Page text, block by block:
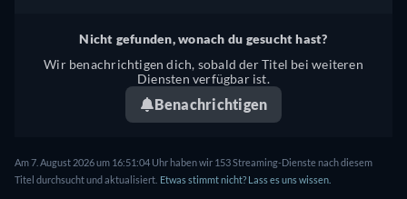
Nicht gefunden, wonach du gesucht hast?
Wir benachrichtigen dich, sobald der Titel bei weiteren
Diensten verfügbar ist.
Benachrichtigen
Am 7. August 2026 um 16:51:04 Uhr haben wir 153 Streaming-Dienste nach diesem
Titel durchsucht und aktualisiert. Etwas stimmt nicht? Lass es uns wissen.